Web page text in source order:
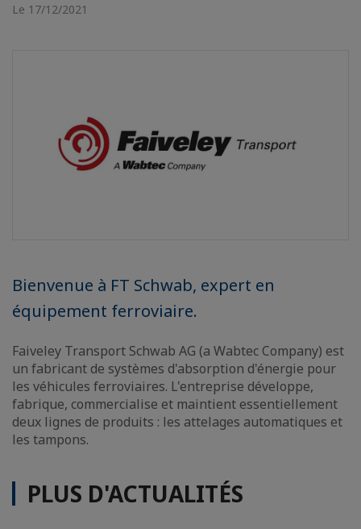
Le 17/12/2021
Bienvenue à FT Schwab, expert en
équipement ferroviaire.
Faiveley Transport Schwab AG (a Wabtec Company) est
un fabricant de systèmes d'absorption d'énergie pour
les véhicules ferroviaires. L'entreprise développe,
fabrique, commercialise et maintient essentiellement
deux lignes de produits : les attelages automatiques et
les tampons.
PLUS D'ACTUALITÉS